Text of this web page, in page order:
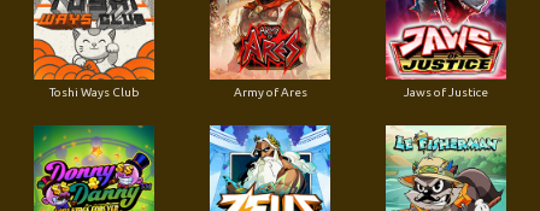
Toshi Ways Club Army of Ares Jaws of Justice